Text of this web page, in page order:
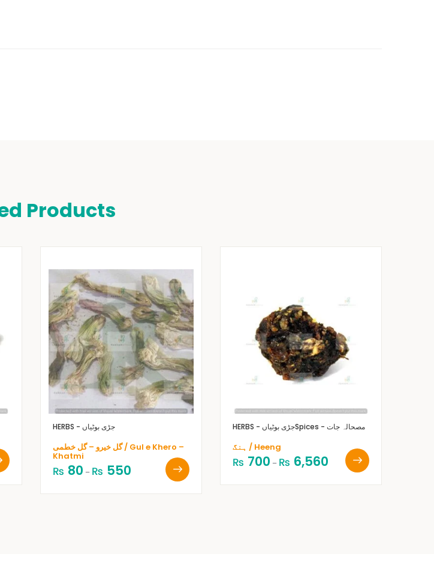
Products
HERBS - جڑی بوٹیاں
گل خیرو – گل خطمی / Gul e Khero –
Khatmi
₨ 80 – ₨ 550
HERBS - جڑی بوٹیاں Spices - مصحالہ جات
ہنگ / Heeng
₨ 700 – ₨ 6,560